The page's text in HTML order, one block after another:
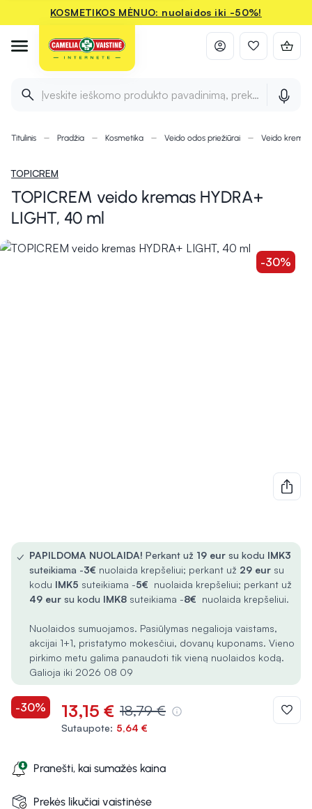
KOSMETIKOS MĖNUO: nuolaidos iki -50%!
Įveskite ieškomo produkto pavadinimą, prekės ženklą ir
Titulinis Pradžia Kosmetika Veido odos priežiūrai Veido kremai
TOPICREM
TOPICREM veido kremas HYDRA+
LIGHT, 40 ml
-30%
✓ PAPILDOMA NUOLAIDA! Perkant už 19 eur su kodu IMK3
suteikiama -3€ nuolaida krepšeliui; perkant už 29 eur su
kodu IMK5 suteikiama -5€ nuolaida krepšeliui; perkant už
49 eur su kodu IMK8 suteikiama -8€ nuolaida krepšeliui.
Nuolaidos sumuojamos. Pasiūlymas negalioja vaistams,
akcijai 1+1, pristatymo mokesčiui, dovanų kuponams. Vieno
pirkimo metu galima panaudoti tik vieną nuolaidos kodą.
Galioja iki 2026 08 09
-30% 13,15 € 18,79 €
Sutaupote: 5,64 €
Pranešti, kai sumažės kaina
Prekės likučiai vaistinėse